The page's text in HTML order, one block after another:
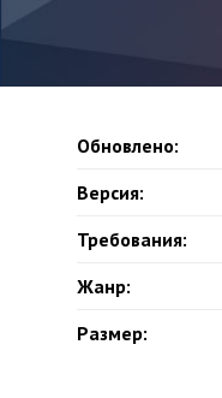
Обновлено:
Версия:
Требования:
Жанр:
Размер: